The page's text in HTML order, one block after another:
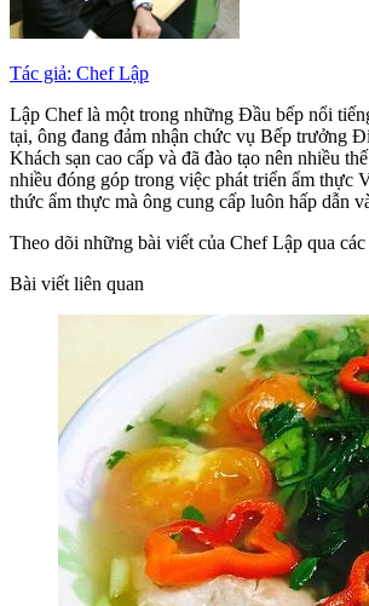
Tác giả: Chef Lập
Lập Chef là một trong những Đầu bếp nổi
tại, ông đang đảm nhận chức vụ Bếp trưởng
Khách sạn cao cấp và đã đào tạo nên nhiều
nhiều đóng góp trong việc phát triển ẩm thực
thức ẩm thực mà ông cung cấp luôn hấp dẫn
Theo dõi những bài viết của Chef Lập qua các
Bài viết liên quan